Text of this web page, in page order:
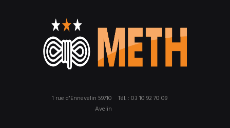
Tél. : 03 10 92 70 09
1 rue d'Ennevelin 59710
Avelin